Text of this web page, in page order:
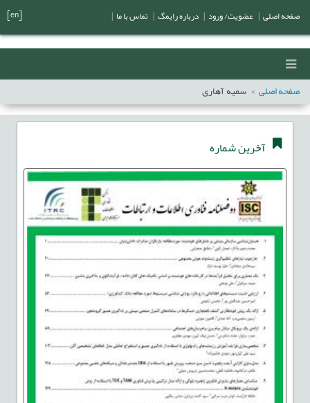
صفحه اصلی سمیه آهاری
آخرین شماره
صفحه اصلی عضویت/ ورود درباره رایمگ تماس با ما